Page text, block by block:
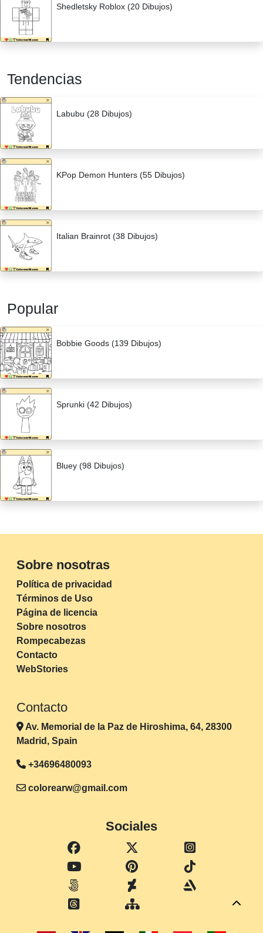
Shedletsky Roblox (20 Dibujos)
Tendencias
Labubu (28 Dibujos)
KPop Demon Hunters (55 Dibujos)
Italian Brainrot (38 Dibujos)
Popular
Bobbie Goods (139 Dibujos)
Sprunki (42 Dibujos)
Bluey (98 Dibujos)
Sobre nosotras
Política de privacidad
Términos de Uso
Página de licencia
Sobre nosotros
Rompecabezas
Contacto
WebStories
Contacto
Av. Memorial de la Paz de Hiroshima, 64, 28300
Madrid, Spain
+34696480093
colorearw@gmail.com
Sociales